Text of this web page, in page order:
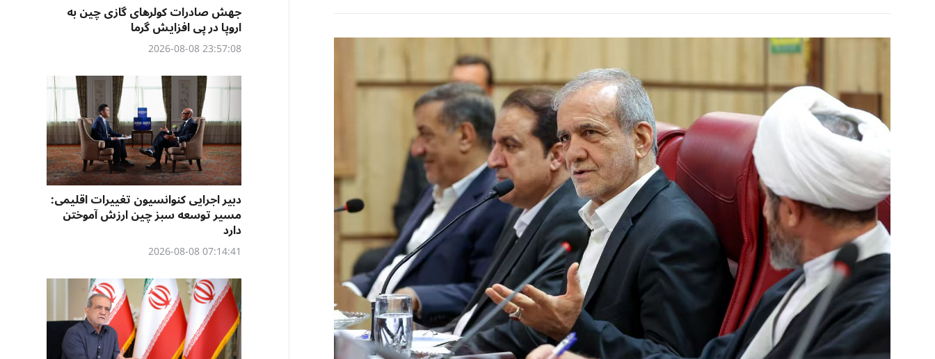
جهش صادرات کولرهای گازی چین به
اروپا در پی افزایش گرما
23:57:08 2026-08-08
دبیر اجرایی کنوانسیون تغییرات اقلیمی:
مسیر توسعه سبز چین ارزش آموختن
دارد
07:14:41 2026-08-08